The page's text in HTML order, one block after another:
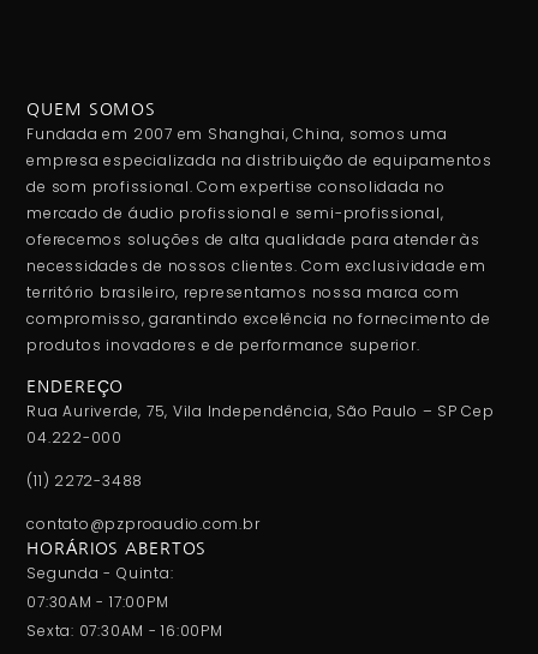
QUEM SOMOS
Fundada em 2007 em Shanghai, China, somos uma
empresa especializada na distribuição de equipamentos
de som profissional. Com expertise consolidada no
mercado de áudio profissional e semi-profissional,
oferecemos soluções de alta qualidade para atender às
necessidades de nossos clientes. Com exclusividade em
território brasileiro, representamos nossa marca com
compromisso, garantindo excelência no fornecimento de
produtos inovadores e de performance superior.
ENDEREÇO
Rua Auriverde, 75, Vila Independência, São Paulo – SP Cep
04.222-000
(11) 2272-3488
contato@pzproaudio.com.br
HORÁRIOS ABERTOS
Segunda - Quinta:
07:30AM - 17:00PM
Sexta: 07:30AM - 16:00PM